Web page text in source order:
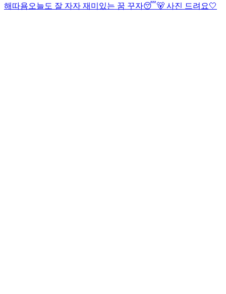
해따욤오늘도 잘 자자 재미있는 꿈 꾸자😴🐻 사진 드려요🤍